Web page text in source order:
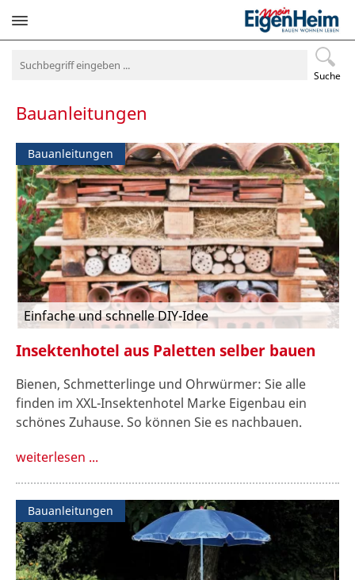
Suche
Navigation
Bauanleitungen
Bauanleitungen
Einfache und schnelle DIY-Idee
Insektenhotel aus Paletten selber bauen
Bienen, Schmetterlinge und Ohrwürmer: Sie alle
finden im XXL-Insektenhotel Marke Eigenbau ein
schönes Zuhause. So können Sie es nachbauen.
weiterlesen ...
Bauanleitungen